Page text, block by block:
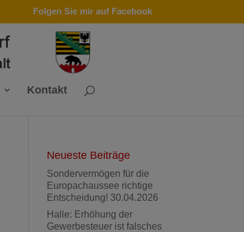
Folgen Sie mir auf Facebook
Kontakt
Neueste Beiträge
Sondervermögen für die
Europachaussee richtige
Entscheidung! 30.04.2026
Halle: Erhöhung der
Gewerbesteuer ist falsches